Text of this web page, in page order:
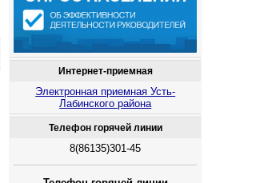
Интернет-приемная
Электронная приемная Усть-
Лабинского района
Телефон горячей линии
8(86135)301-45